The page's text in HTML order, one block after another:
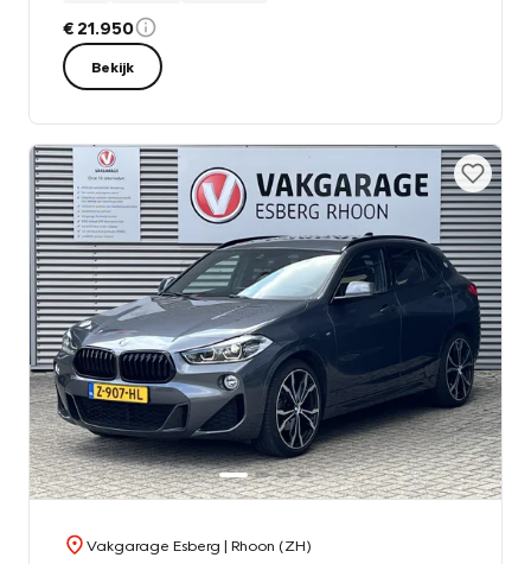
€ 21.950
Bekijk
Vakgarage Esberg | Rhoon (ZH)